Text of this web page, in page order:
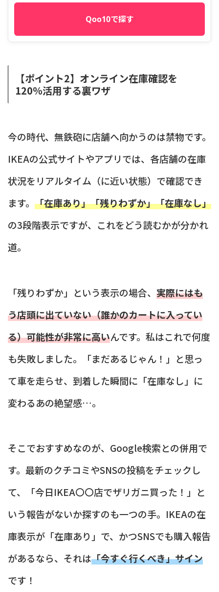
Qoo10で探す
【ポイント2】オンライン在庫確認を
120％活用する裏ワザ
今の時代、無鉄砲に店舗へ向かうのは禁物です。
IKEAの公式サイトやアプリでは、各店舗の在庫
状況をリアルタイム（に近い状態）で確認でき
ます。 「在庫あり」「残りわずか」「在庫なし」
の3段階表示ですが、これをどう読むかが分かれ
道。
「残りわずか」という表示の場合、 実際にはも
う店頭に出ていない（誰かのカートに入ってい
る）可能性が非常に高いんです。私はこれで何度
も失敗しました。「まだあるじゃん！」と思っ
て車を走らせ、到着した瞬間に「在庫なし」に
変わるあの絶望感…。
そこでおすすめなのが、Google検索との併用で
す。最新のクチコミやSNSの投稿をチェックし
て、「今日IKEA〇〇店でザリガニ買った！」と
いう報告がないか探すのも一つの手。IKEAの在
庫表示が「在庫あり」で、かつSNSでも購入報告
があるなら、それは「今すぐ行くべき」サイン
です！